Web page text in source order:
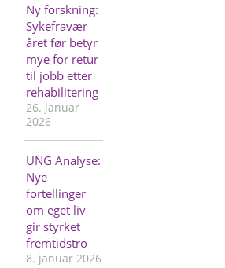
Ny forskning:
Sykefravær
året før betyr
mye for retur
til jobb etter
rehabilitering
26. januar
2026
UNG Analyse:
Nye
fortellinger
om eget liv
gir styrket
fremtidstro
8. januar 2026